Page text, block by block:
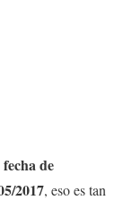
de
2017, eso es tan